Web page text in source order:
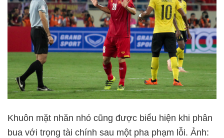
Khuôn mặt nhăn nhó cũng được biểu hiện khi phân
bua với trọng tài chính sau một pha phạm lỗi. Ảnh: